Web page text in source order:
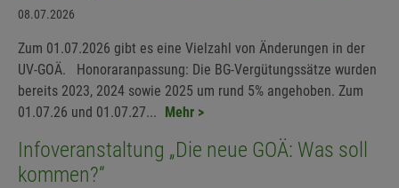
08.07.2026
Zum 01.07.2026 gibt es eine Vielzahl von Änderungen in der
UV-GOÄ. Honoraranpassung: Die BG-Vergütungssätze wurden
bereits 2023, 2024 sowie 2025 um rund 5% angehoben. Zum
01.07.26 und 01.07.27... Mehr >
Infoveranstaltung „Die neue GOÄ: Was soll
kommen?“